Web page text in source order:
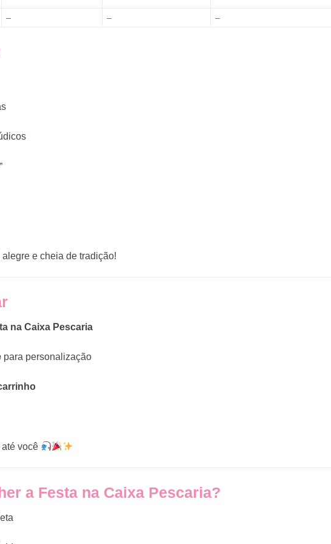
– – –
e cheia de tradição!
na Caixa Pescaria
para personalização
você
a Festa na Caixa Pescaria?